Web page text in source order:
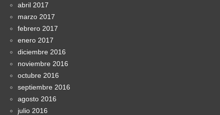
abril 2017
marzo 2017
febrero 2017
enero 2017
diciembre 2016
noviembre 2016
octubre 2016
septiembre 2016
agosto 2016
julio 2016